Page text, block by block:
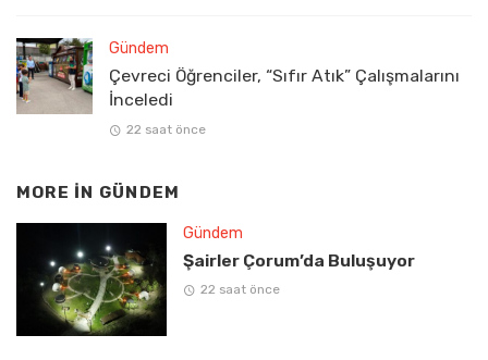
Gündem
Çevreci Öğrenciler, “Sıfır Atık” Çalışmalarını
İnceledi
22 saat önce
MORE IN GÜNDEM
Gündem
Şairler Çorum’da Buluşuyor
22 saat önce